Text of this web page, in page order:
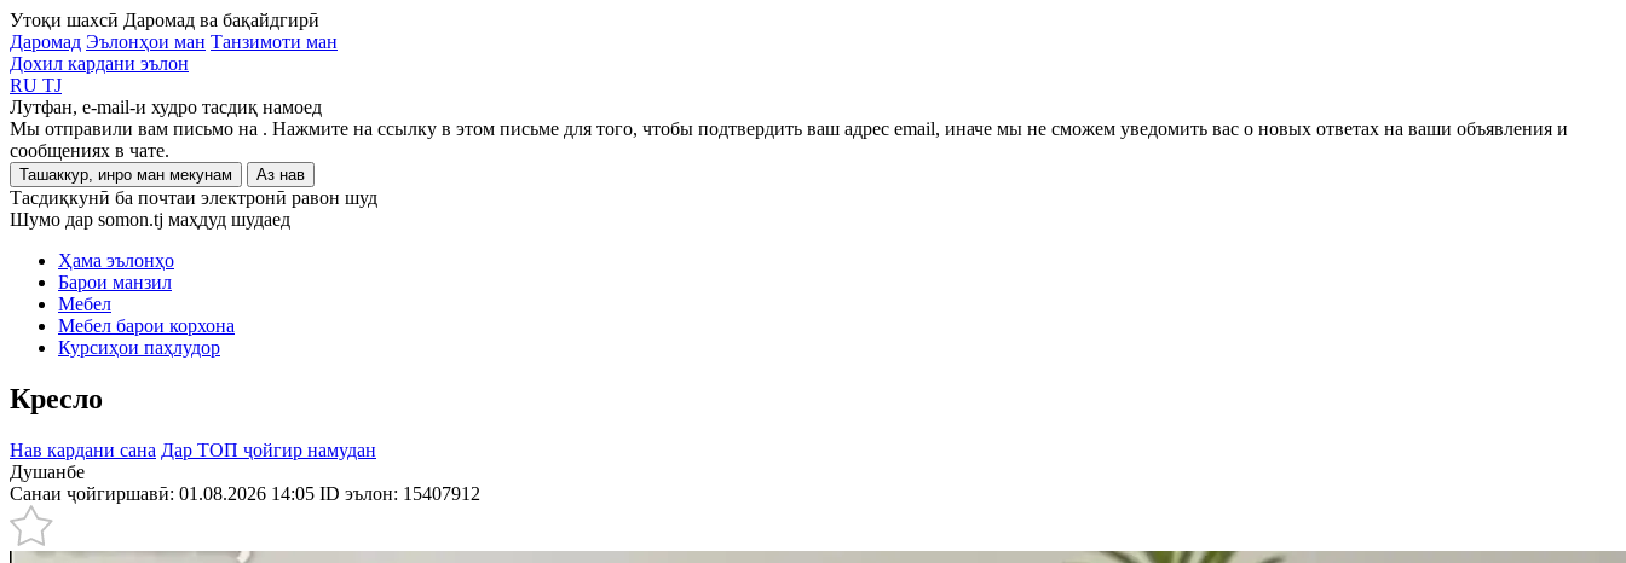
Утоқи шахсӣ Даромад ва бақайдгирӣ
Даромад Эълонҳои ман Танзимоти ман
Дохил кардани эълон
RU TJ
Лутфан, e-mail-и худро тасдиқ намоед
Мы отправили вам письмо на . Нажмите на ссылку в этом письме для того, чтобы подтвердить ваш адрес email, иначе мы не сможем уведомить вас о новых ответах на ваши объявления и
сообщениях в чате.
Ташаккур, инро ман мекунам Аз нав
Тасдиқкунӣ ба почтаи электронӣ равон шуд
Шумо дар somon.tj маҳдуд шудаед
Ҳама эълонҳо
Барои манзил
Мебел
Мебел барои корхона
Курсиҳои паҳлудор
Кресло
Нав кардани сана Дар ТОП ҷойгир намудан
Душанбе
Санаи ҷойгиршавӣ: 01.08.2026 14:05 ID эълон: 15407912